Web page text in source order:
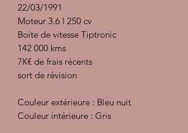
22/03/1991
Moteur 3.6 l 250 cv
Boite de vitesse Tiptronic
142 000 kms
7K€ de frais récents
sort de révision
Couleur extérieure : Bleu nuit
Couleur intérieure : Gris